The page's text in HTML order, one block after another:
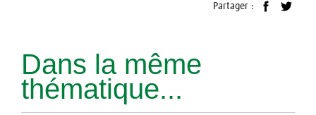
Partager :
Dans la même
thématique...